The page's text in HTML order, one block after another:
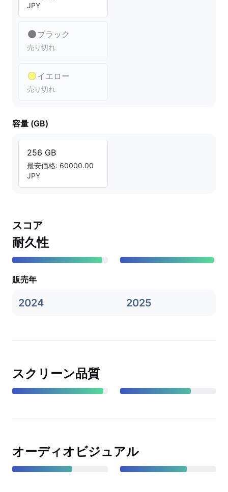
JPY
ブラック
売り切れ
イエロー
売り切れ
容量 (GB)
256 GB
最安価格: 60000.00
JPY
スコア
耐久性
販売年
2024 2025
スクリーン品質
オーディオビジュアル